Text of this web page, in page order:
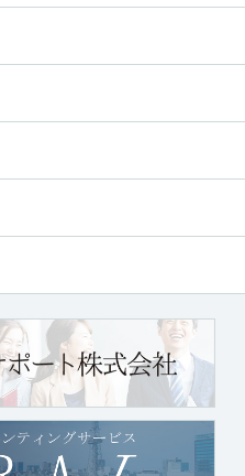
の保護水準を満たして
理が図られるよ
切な管理監督をいたし
供について
、以下のいずれかに該
第三者にも提供
産の保護のために必要が
意を得ることが
童の健全な育成の推進の
あって、本人の
とき